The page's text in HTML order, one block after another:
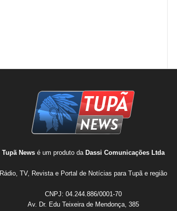
Tupã News é um produto da Dassi Comunicações Ltda
Rádio, TV, Revista e Portal de Notícias para Tupã e região
CNPJ: 04.244.886/0001-70
Av. Dr. Edu Teixeira de Mendonça, 385